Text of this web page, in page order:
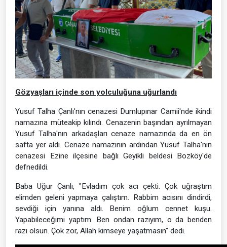
Gözyaşları içinde son yolculuğuna uğurlandı
Yusuf Talha Çanlı'nın cenazesi Dumlupınar Camii'nde ikindi
namazına müteakip kılındı. Cenazenin başından ayrılmayan
Yusuf Talha'nın arkadaşları cenaze namazında da en ön
safta yer aldı. Cenaze namazının ardından Yusuf Talha'nın
cenazesi Ezine ilçesine bağlı Geyikli beldesi Bozköy'de
defnedildi.
Baba Uğur Çanlı, "Evladım çok acı çekti. Çok uğraştım
elimden geleni yapmaya çalıştım. Rabbim acısını dindirdi,
sevdiği için yanına aldı. Benim oğlum cennet kuşu.
Yapabileceğimi yaptım. Ben ondan razıyım, o da benden
razı olsun. Çok zor, Allah kimseye yaşatmasın" dedi.